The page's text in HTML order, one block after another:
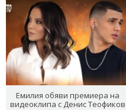
Емилия обяви премиера на
видеоклипа с Денис Теофиков